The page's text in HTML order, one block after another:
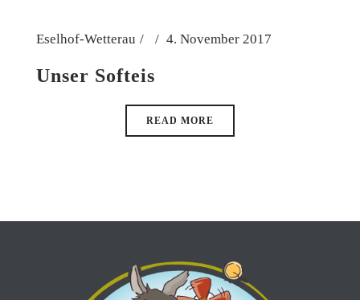
Eselhof-Wetterau 4. November 2017
Unser Softeis
READ MORE